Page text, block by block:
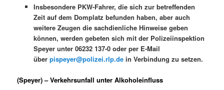
Insbesondere PKW-Fahrer, die sich zur betreffenden
Zeit auf dem Domplatz befunden haben, aber auch
weitere Zeugen die sachdienliche Hinweise geben
können, werden gebeten sich mit der Polizeiinspektion
Speyer unter 06232 137-0 oder per E-Mail
über pispeyer@polizei.rlp.dein Verbindung zu setzen.
(Speyer) – Verkehrsunfall unter Alkoholeinfluss